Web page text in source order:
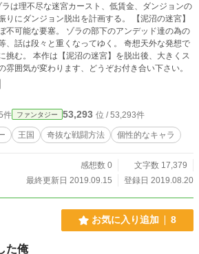
は理不尽な迷宮カースト、低賃金、ダンジョンの
ダンジョン脱出を計画する。 【泥沼の迷宮】
。 ゾラの部下のアンデッド達の為の
は段々と重くなってゆく。 奇想天外な発想で
宮】を脱出後、大きくス
雰囲気が変わります、どうぞお付き合い下さい。
件 ファンタジー 53,293 位 / 53,293件
王国 奇抜な戦闘方法 個性的なキャラ
感想数 0
文字数 17,379
最終更新日 2019.09.15
登録日 2019.08.20
お気に入り追加 8
た俺